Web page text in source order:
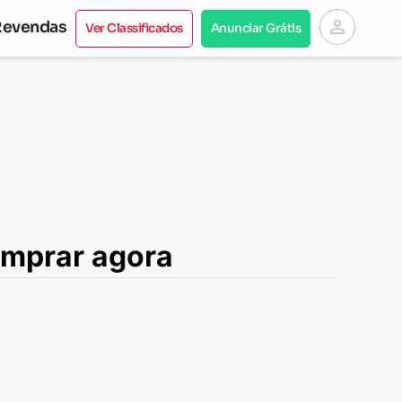
Ver Classificados Anunciar Grátis person
agora